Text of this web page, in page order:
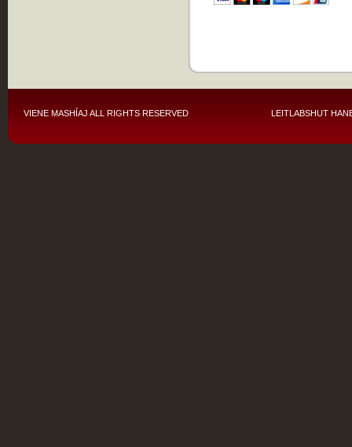
VIENE MASHÍAJ ALL RIGHTS RESERVED LEITLABSHUT